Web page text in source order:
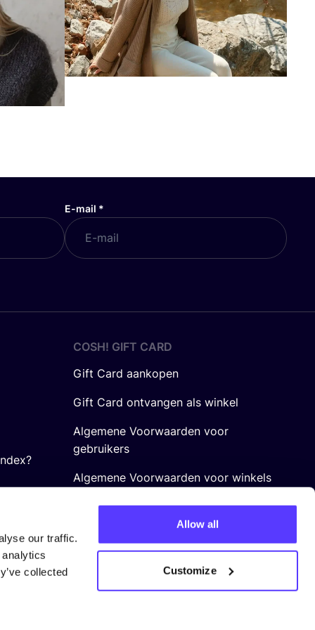
our traffic.
collected
Allow all
Customize
E-mail *
COSH! GIFT CARD
Gift Card aankopen
Gift Card ontvangen als winkel
Algemene Voorwaarden voor
gebruikers
Algemene Voorwaarden voor winkels